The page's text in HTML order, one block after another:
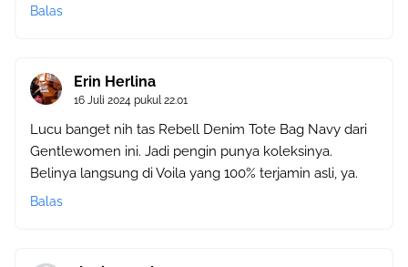
Balas
Erin Herlina
16 Juli 2024 pukul 22.01
Lucu banget nih tas Rebell Denim Tote Bag Navy dari
Gentlewomen ini. Jadi pengin punya koleksinya.
Belinya langsung di Voila yang 100% terjamin asli, ya.
Balas